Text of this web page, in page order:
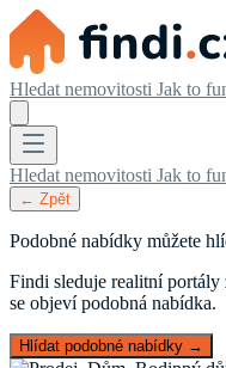
Hledat nemovitosti Jak to
Hledat nemovitosti Jak to
← Zpět
Podobné nabídky můžete
Findi sleduje realitní portály
se objeví podobná nabídka.
Hlídat podobné nabídky →